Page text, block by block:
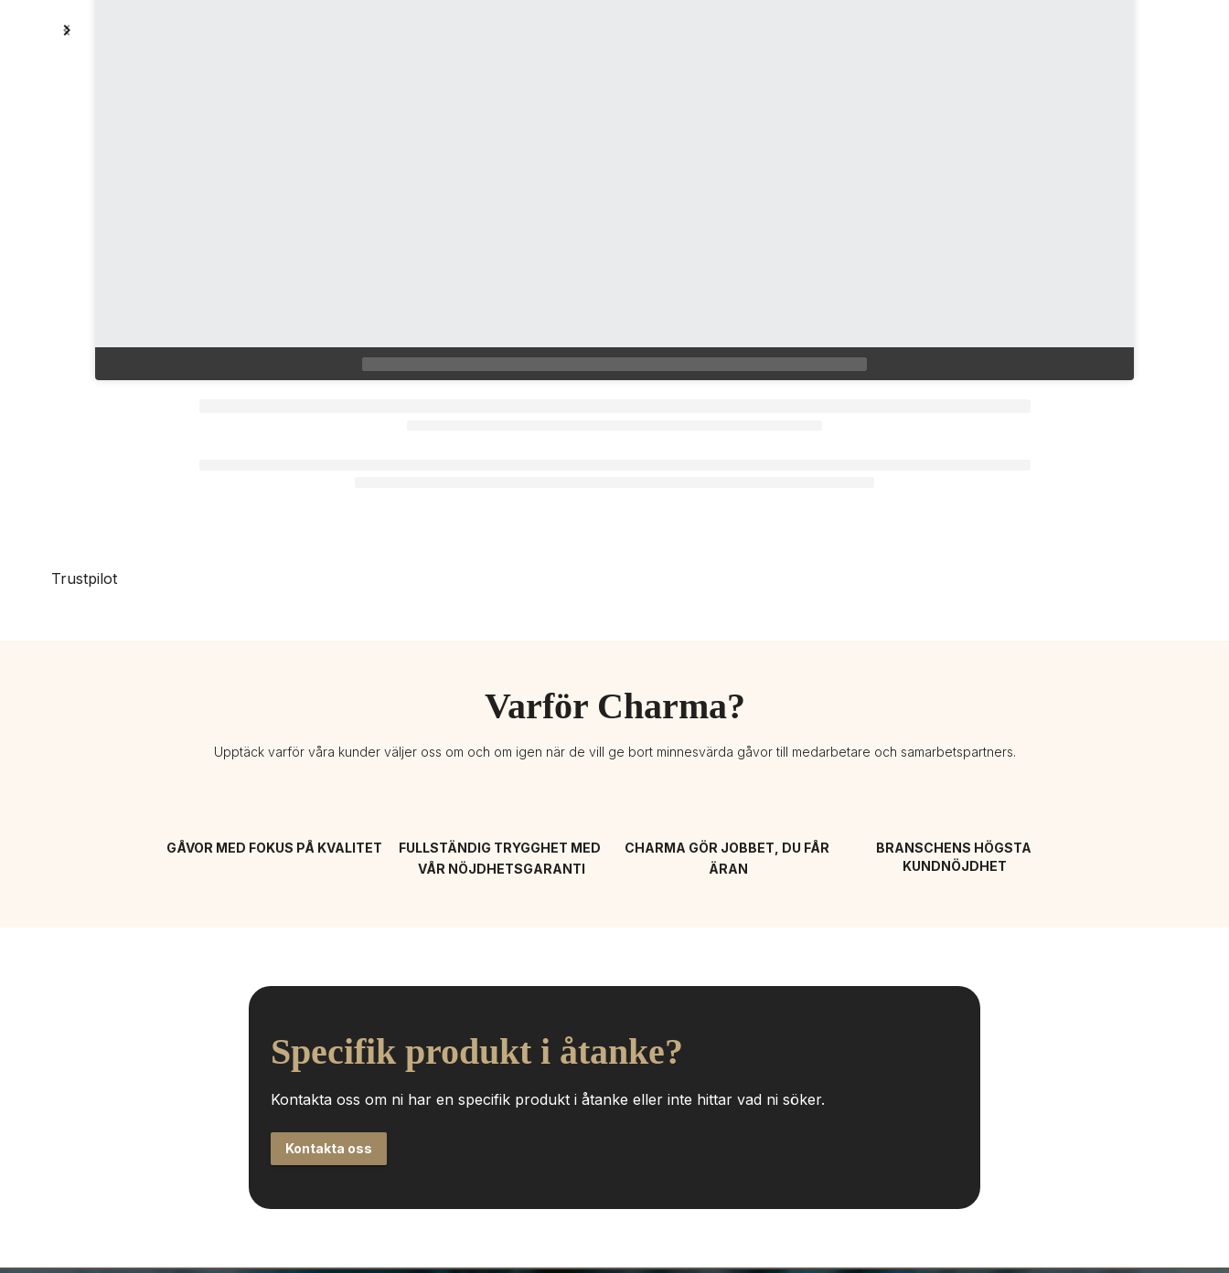
Trustpilot
Varför Charma?
Upptäck varför våra kunder väljer oss om och om igen när de vill ge bort minnesvärda gåvor till medarbetare och samarbetspartners.
GÅVOR MED FOKUS PÅ KVALITET
FULLSTÄNDIG TRYGGHET MED
VÅR NÖJDHETSGARANTI
CHARMA GÖR JOBBET, DU FÅR
ÄRAN
BRANSCHENS HÖGSTA
KUNDNÖJDHET
Specifik produkt i åtanke?
Kontakta oss om ni har en specifik produkt i åtanke eller inte hittar vad ni söker.
Kontakta oss